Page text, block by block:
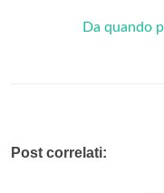
Da quando
Post correlati: